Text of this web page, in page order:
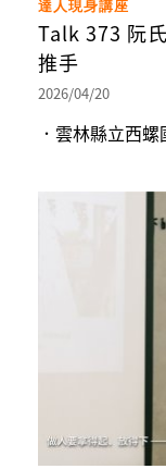
達人現身講座
Talk 373 阮
推手
2026/04/20
．雲林縣立西